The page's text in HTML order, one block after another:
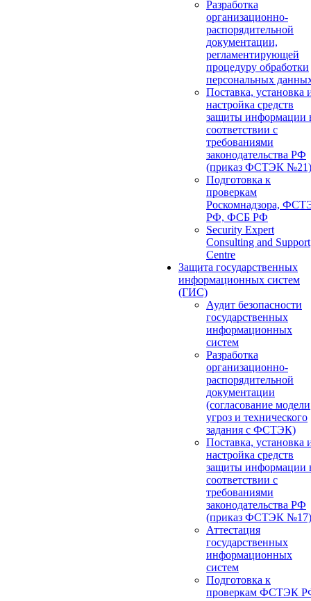
Разработка
организационно-
распорядительной
документации,
регламентирующей
процедуру обработки
персональных
Поставка, установка
настройка средств
защиты информации
соответствии с
требованиями
законодательства РФ
(приказ ФСТЭК №21)
Подготовка к
проверкам
Роскомнадзора,
РФ, ФСБ РФ
Security Expert
Consulting and Support
Centre
Защита государственных
информационных систем
(ГИС)
Аудит безопасности
государственных
информационных
систем
Разработка
организационно-
распорядительной
документации
(согласование модели
угроз и технического
задания с ФСТЭК)
Поставка, установка
настройка средств
защиты информации
соответствии с
требованиями
законодательства РФ
(приказ ФСТЭК №17)
Аттестация
государственных
информационных
систем
Подготовка к
проверкам ФСТЭК